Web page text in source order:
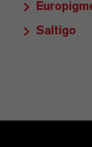
Saltigo